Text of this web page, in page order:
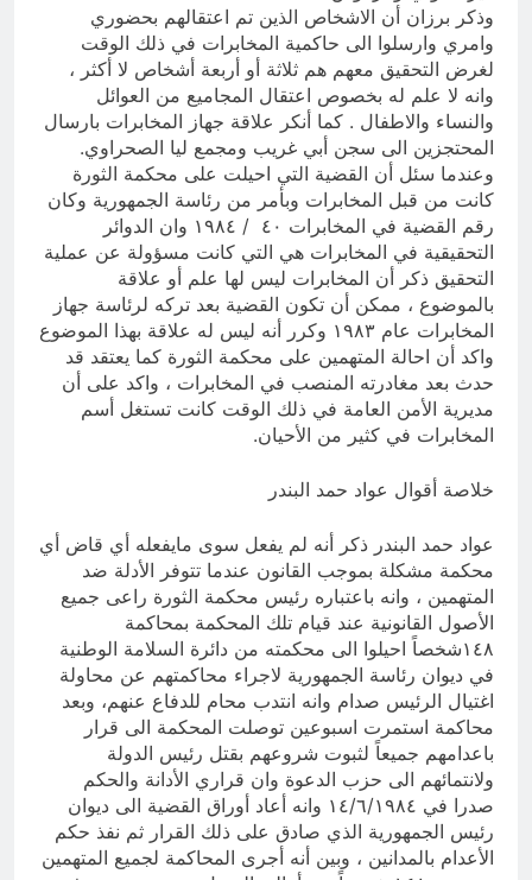
وذكر برزان أن الاشخاص الذين تم اعتقالهم بحضوري
وامري وارسلوا الى حاكمية المخابرات في ذلك الوقت
لغرض التحقيق معهم هم ثلاثة أو أربعة أشخاص لا أكثر ،
وانه لا علم له بخصوص اعتقال المجاميع من العوائل
والنساء والاطفال . كما أنكر علاقة جهاز المخابرات بارسال
المحتجزين الى سجن أبي غريب ومجمع ليا الصحراوي.
وعندما سئل أن القضية التي احيلت على محكمة الثورة
كانت من قبل المخابرات وبأمر من رئاسة الجمهورية وكان
رقم القضية في المخابرات ٤٠ / ١٩٨٤ وان الدوائر
التحقيقية في المخابرات هي التي كانت مسؤولة عن عملية
التحقيق ذكر أن المخابرات ليس لها علم أو علاقة
بالموضوع ، ممكن أن تكون القضية بعد تركه لرئاسة جهاز
المخابرات عام ١٩٨٣ وكرر أنه ليس له علاقة بهذا الموضوع
واكد أن احالة المتهمين على محكمة الثورة كما يعتقد قد
حدث بعد مغادرته المنصب في المخابرات ، واكد على أن
مديرية الأمن العامة في ذلك الوقت كانت تستغل أسم
المخابرات في كثير من الأحيان.
خلاصة أقوال عواد حمد البندر
عواد حمد البندر ذكر أنه لم يفعل سوى مايفعله أي قاض أي
محكمة مشكلة بموجب القانون عندما تتوفر الأدلة ضد
المتهمين ، وانه باعتباره رئيس محكمة الثورة راعى جميع
الأصول القانونية عند قيام تلك المحكمة بمحاكمة
١٤٨شخصاً احيلوا الى محكمته من دائرة السلامة الوطنية
في ديوان رئاسة الجمهورية لاجراء محاكمتهم عن محاولة
اغتيال الرئيس صدام وانه انتدب محام للدفاع عنهم، وبعد
محاكمة استمرت اسبوعين توصلت المحكمة الى قرار
باعدامهم جميعاً لثبوت شروعهم بقتل رئيس الدولة
ولانتمائهم الى حزب الدعوة وان قراري الأدانة والحكم
صدرا في ١٤/٦/١٩٨٤ وانه أعاد أوراق القضية الى ديوان
رئيس الجمهورية الذي صادق على ذلك القرار ثم نفذ حكم
الأعدام بالمدانين ، وبين أنه أجرى المحاكمة لجميع المتهمين